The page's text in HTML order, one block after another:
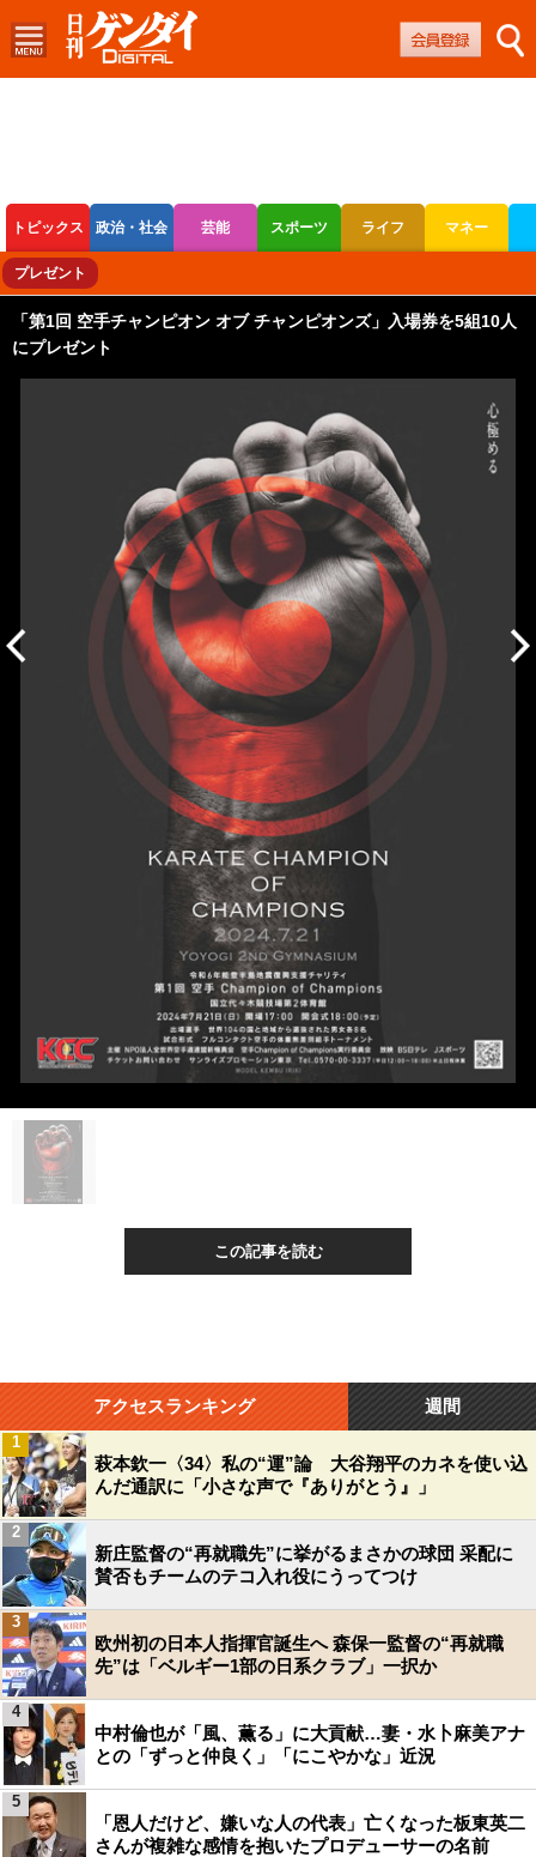
トピックス 政治・社会 芸能 スポーツ ライフ マネー
ボートレース
プレゼント
「第1回 空手チャンピオン オブ チャンピオンズ」入場券を5組10人
にプレゼント
この記事を読む
アクセスランキング 週間
萩本欽一〈34〉私の“運”論 大谷翔平のカネを使い込
んだ通訳に「小さな声で『ありがとう』」
1
新庄監督の“再就職先”に挙がるまさかの球団 采配に
賛否もチームのテコ入れ役にうってつけ
2
欧州初の日本人指揮官誕生へ 森保一監督の“再就職
先”は「ベルギー1部の日系クラブ」一択か
3
中村倫也が「風、薫る」に大貢献…妻・水卜麻美アナ
との「ずっと仲良く」「にこやかな」近況
4
「恩人だけど、嫌いな人の代表」亡くなった板東英二
さんが複雑な感情を抱いたプロデューサーの名前
5